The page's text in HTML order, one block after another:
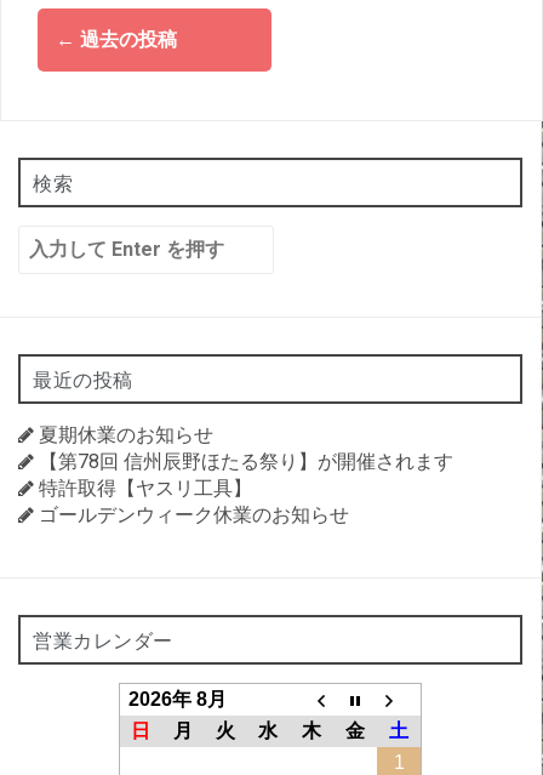
投
稿
ゲ
ー
シ
ョ
← 過去の投稿
検索
検
索:
最近の投稿
夏期休業のお知らせ
【第78回 信州辰野ほたる祭り】が開催されます
特許取得【ヤスリ工具】
ゴールデンウィーク休業のお知らせ
営業カレンダー
2026年 8月
日
月 火 水 木 金
土
1